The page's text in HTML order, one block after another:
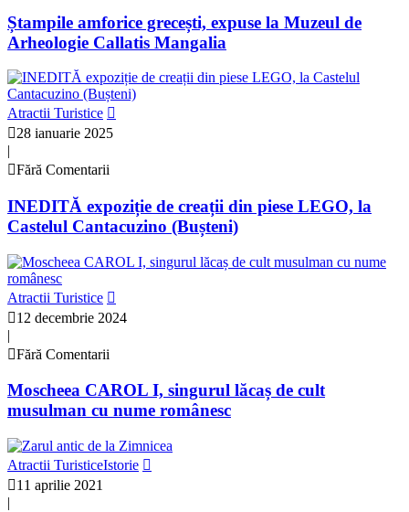
Ștampile amforice grecești, expuse la Muzeul de
Arheologie Callatis Mangalia
Atractii Turistice
28 ianuarie 2025
|
Fără Comentarii
INEDITĂ expoziție de creații din piese LEGO, la
Castelul Cantacuzino (Bușteni)
Atractii Turistice
12 decembrie 2024
|
Fără Comentarii
Moscheea CAROL I, singurul lăcaș de cult
musulman cu nume românesc
Atractii TuristiceIstorie
11 aprilie 2021
|